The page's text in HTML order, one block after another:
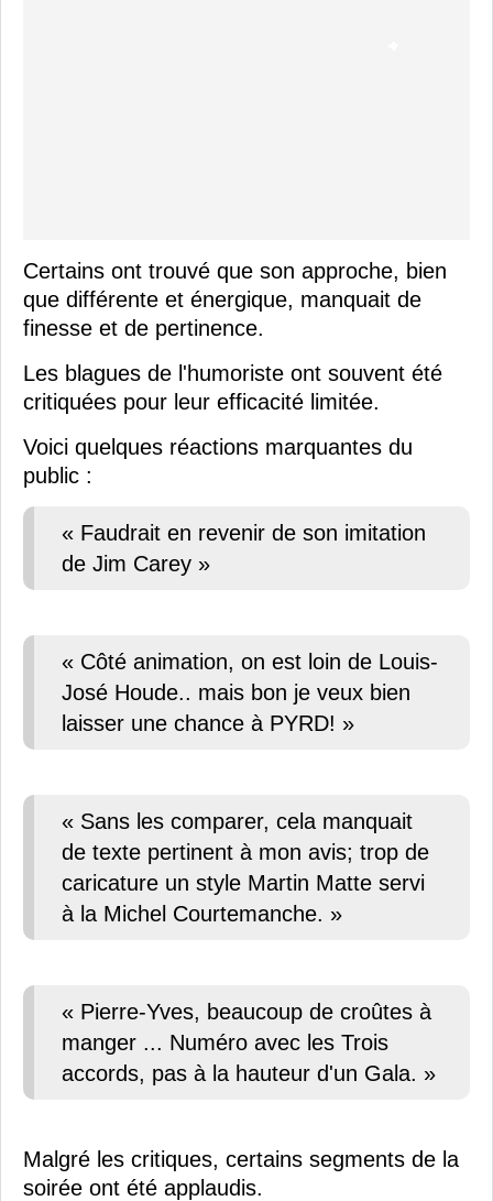
Certains ont trouvé que son approche, bien
que différente et énergique, manquait de
finesse et de pertinence.
Les blagues de l'humoriste ont souvent été
critiquées pour leur efficacité limitée.
Voici quelques réactions marquantes du
public :
« Faudrait en revenir de son imitation
de Jim Carey »
« Côté animation, on est loin de Louis-
José Houde.. mais bon je veux bien
laisser une chance à PYRD! »
« Sans les comparer, cela manquait
de texte pertinent à mon avis; trop de
caricature un style Martin Matte servi
à la Michel Courtemanche. »
« Pierre-Yves, beaucoup de croûtes à
manger ... Numéro avec les Trois
accords, pas à la hauteur d'un Gala. »
Malgré les critiques, certains segments de la
soirée ont été applaudis.